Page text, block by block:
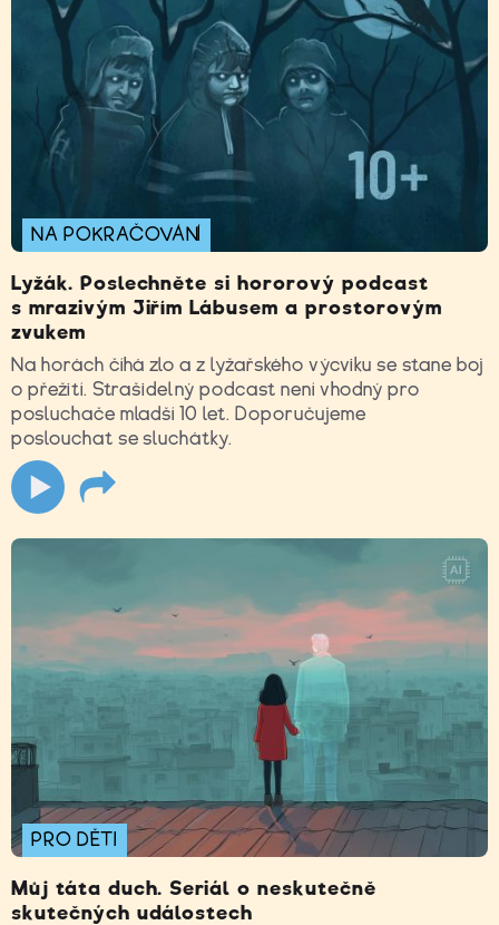
NA POKRAČOVÁNÍ
Lyžák. Poslechněte si hororový podcast
s mrazivým Jiřím Lábusem a prostorovým
zvukem
Na horách číhá zlo a z lyžařského výcviku se stane boj
o přežití. Strašidelný podcast není vhodný pro
posluchače mladší 10 let. Doporučujeme
poslouchat se sluchátky.
PRO DĚTI
Můj táta duch. Seriál o neskutečně
skutečných událostech